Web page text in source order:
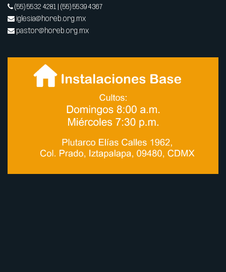
(55) 5532 4281 | (55) 5539 4367
iglesia@horeb.org.mx
pastor@horeb.org.mx